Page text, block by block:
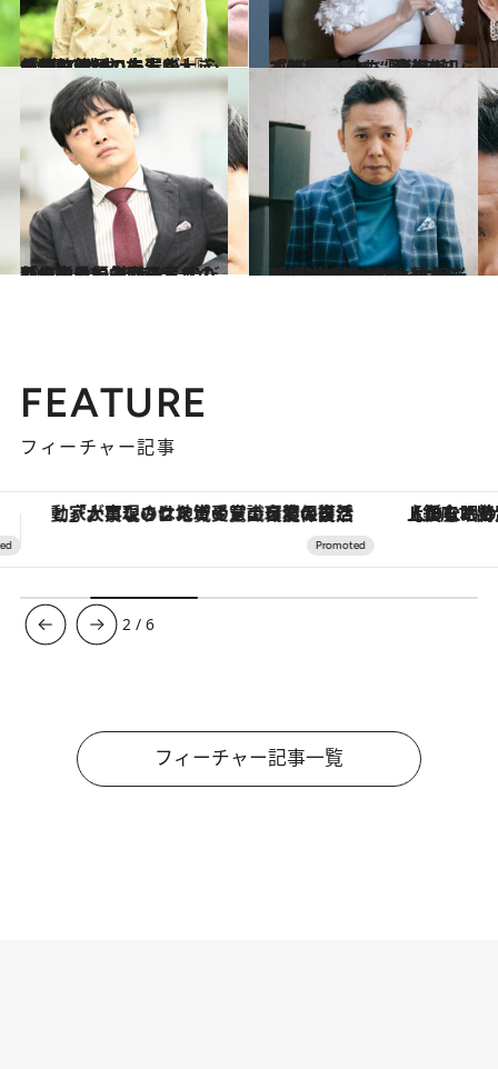
2023.7.15
「俺の顔って本当に大きくて整体師の先生が…」佐藤二朗がコラム集 『心のおもらし』に漏らした“書く欲求”
カルチャー 2023.6.20
『みだれ髪』『変身』『蟹工船』…… 滝沢カレンが紡ぎ出す、全く新しくて 愛おしい“馴染み知らずの物語”たち
カルチャー
2022.10.22
「僕の最優先は子育て。死ぬときに 後悔なんてしたくないですから」 今だから書けた劇団ひとりの新小説
カルチャー 2023.3.8
「マーベルとかは暴力で解決する けど…」太田光が小説『笑って人類！』 で“腕力がないヒーロー”を描いた理由
カルチャー
FEATURE
フィーチャー記事
【銀座で出合う最旬美容】美髪ケアや上質な眠り…セルフケアのアップデートから、特別な名入れギフトまで。大人のための「ReFa GINZA」クルーズ 【夏限定ディナーコース】旬を
3 /6
フィーチャー記事一覧